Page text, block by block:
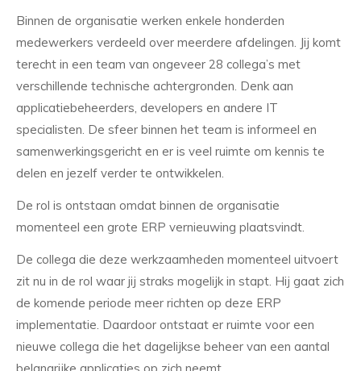
Binnen de organisatie werken enkele honderden
medewerkers verdeeld over meerdere afdelingen. Jij komt
terecht in een team van ongeveer 28 collega’s met
verschillende technische achtergronden. Denk aan
applicatiebeheerders, developers en andere IT
specialisten. De sfeer binnen het team is informeel en
samenwerkingsgericht en er is veel ruimte om kennis te
delen en jezelf verder te ontwikkelen.
De rol is ontstaan omdat binnen de organisatie
momenteel een grote ERP vernieuwing plaatsvindt.
De collega die deze werkzaamheden momenteel uitvoert
zit nu in de rol waar jij straks mogelijk in stapt. Hij gaat zich
de komende periode meer richten op deze ERP
implementatie. Daardoor ontstaat er ruimte voor een
nieuwe collega die het dagelijkse beheer van een aantal